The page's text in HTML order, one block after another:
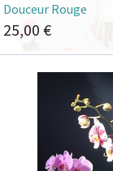
Douceur Rouge
25,00 €